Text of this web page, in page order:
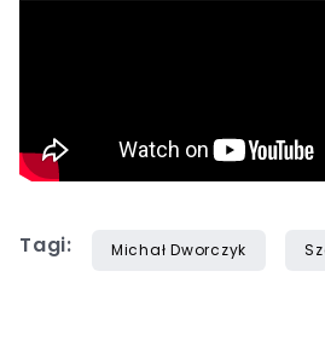
Tagi: Michał Dworczyk